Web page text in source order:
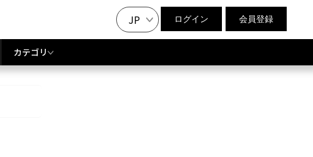
JP ログイン 会員登録
カテゴリ